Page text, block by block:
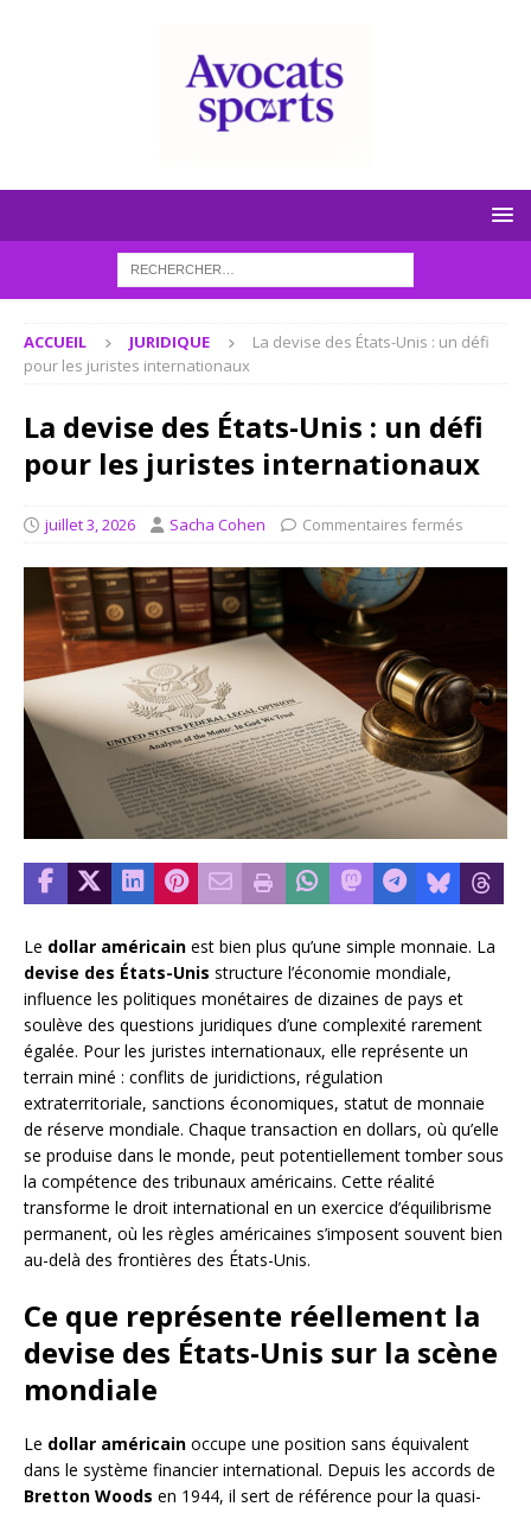
ACCUEIL JURIDIQUE
La devise des États-Unis : un défi
pour les juristes internationaux
La devise des États-Unis : un défi
pour les juristes internationaux
juillet 3, 2026 Sacha Cohen Commentaires fermés
Le dollar américain est bien plus qu’une simple monnaie. La
devise des États-Unis structure l’économie mondiale,
influence les politiques monétaires de dizaines de pays et
soulève des questions juridiques d’une complexité rarement
égalée. Pour les juristes internationaux, elle représente un
terrain miné : conflits de juridictions, régulation
extraterritoriale, sanctions économiques, statut de monnaie
de réserve mondiale. Chaque transaction en dollars, où qu’elle
se produise dans le monde, peut potentiellement tomber sous
la compétence des tribunaux américains. Cette réalité
transforme le droit international en un exercice d’équilibrisme
permanent, où les règles américaines s’imposent souvent bien
au-delà des frontières des États-Unis.
Ce que représente réellement la
devise des États-Unis sur la scène
mondiale
Le dollar américain occupe une position sans équivalent
dans le système financier international. Depuis les accords de
Bretton Woods en 1944, il sert de référence pour la quasi-